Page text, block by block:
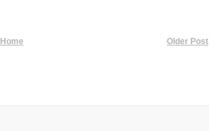
Older Post
Home